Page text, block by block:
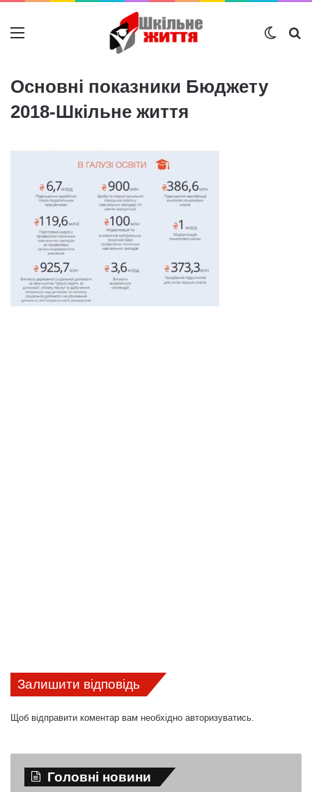
Меню
Основні показники Бюджету
2018-Шкільне життя
Залишити відповідь
Щоб відправити коментар вам необхідно авторизуватись.
Головні новини